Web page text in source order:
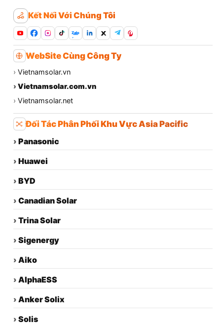
Kết Nối Với Chúng Tôi
Zalo
WebSite Cùng Công Ty
› Vietnamsolar.vn
› Vietnamsolar.com.vn
› Vietnamsolar.net
Đối Tác Phân Phối Khu Vực Asia Pacific
› Panasonic
› Huawei
› BYD
› Canadian Solar
› Trina Solar
› Sigenergy
› Aiko
› AlphaESS
› Anker Solix
› Solis